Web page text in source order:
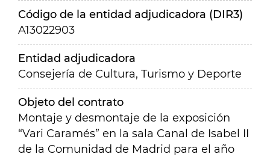
Código de la entidad adjudicadora (DIR3)
A13022903
Entidad adjudicadora
Consejería de Cultura, Turismo y Deporte
Objeto del contrato
Montaje y desmontaje de la exposición
“Vari Caramés” en la sala Canal de Isabel II
de la Comunidad de Madrid para el año